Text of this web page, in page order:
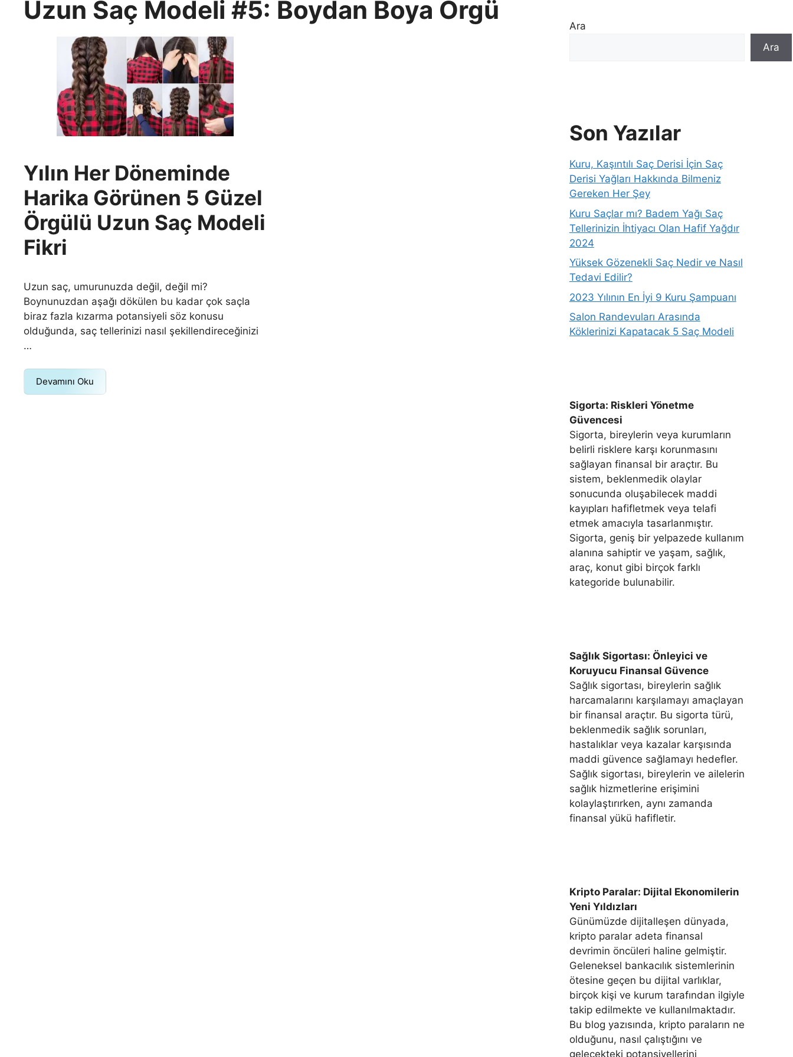
Uzun Saç Modeli #5: Boydan Boya Örgü
Yılın Her Döneminde
Harika Görünen 5 Güzel
Örgülü Uzun Saç Modeli
Fikri
Uzun saç, umurunuzda değil, değil mi?
Boynunuzdan aşağı dökülen bu kadar çok saçla
biraz fazla kızarma potansiyeli söz konusu
olduğunda, saç tellerinizi nasıl şekillendireceğinizi
…
Devamını Oku
Ara
Ara
Son Yazılar
Kuru, Kaşıntılı Saç Derisi İçin Saç
Derisi Yağları Hakkında Bilmeniz
Gereken Her Şey
Kuru Saçlar mı? Badem Yağı Saç
Tellerinizin İhtiyacı Olan Hafif Yağdır
2024
Yüksek Gözenekli Saç Nedir ve Nasıl
Tedavi Edilir?
2023 Yılının En İyi 9 Kuru Şampuanı
Salon Randevuları Arasında
Köklerinizi Kapatacak 5 Saç Modeli
Sigorta: Riskleri Yönetme
Güvencesi
Sigorta, bireylerin veya kurumların
belirli risklere karşı korunmasını
sağlayan finansal bir araçtır. Bu
sistem, beklenmedik olaylar
sonucunda oluşabilecek maddi
kayıpları hafifletmek veya telafi
etmek amacıyla tasarlanmıştır.
Sigorta, geniş bir yelpazede kullanım
alanına sahiptir ve yaşam, sağlık,
araç, konut gibi birçok farklı
kategoride bulunabilir.
Sağlık Sigortası: Önleyici ve
Koruyucu Finansal Güvence
Sağlık sigortası, bireylerin sağlık
harcamalarını karşılamayı amaçlayan
bir finansal araçtır. Bu sigorta türü,
beklenmedik sağlık sorunları,
hastalıklar veya kazalar karşısında
maddi güvence sağlamayı hedefler.
Sağlık sigortası, bireylerin ve ailelerin
sağlık hizmetlerine erişimini
kolaylaştırırken, aynı zamanda
finansal yükü hafifletir.
Kripto Paralar: Dijital Ekonomilerin
Yeni Yıldızları
Günümüzde dijitalleşen dünyada,
kripto paralar adeta finansal
devrimin öncüleri haline gelmiştir.
Geleneksel bankacılık sistemlerinin
ötesine geçen bu dijital varlıklar,
birçok kişi ve kurum tarafından ilgiyle
takip edilmekte ve kullanılmaktadır.
Bu blog yazısında, kripto paraların ne
olduğunu, nasıl çalıştığını ve
gelecekteki potansiyellerini